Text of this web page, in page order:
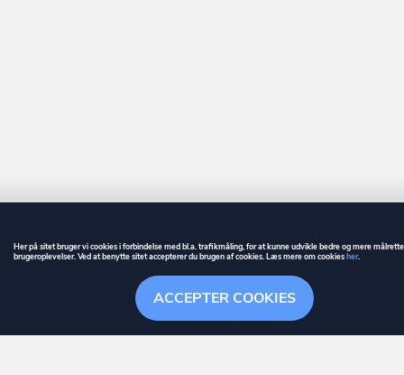
Søgehistorik Menu
GUIDE BETINGELSER
er et registreret varemærke tilhørende ownr ApS – CVR nr.: 36 40 88
ACCEPTER COOKIES
Her på sitet bruger vi cookies i forbindelse med bl.a. trafikmåling, for at kunne udvikle bedre og mere
brugeroplevelser. Ved at benytte sitet accepterer du brugen af cookies. Læs mere om cookiesher.